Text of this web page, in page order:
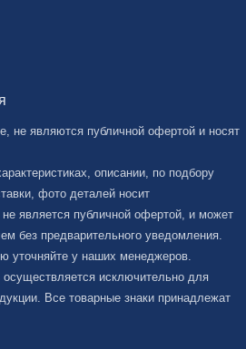
не являются публичной офертой и носят
описании, по подбору
фото деталей носит
является публичной офертой, и может
без предварительного уведомления.
уточняйте у наших менеджеров.
осуществляется исключительно для
Все товарные знаки принадлежат